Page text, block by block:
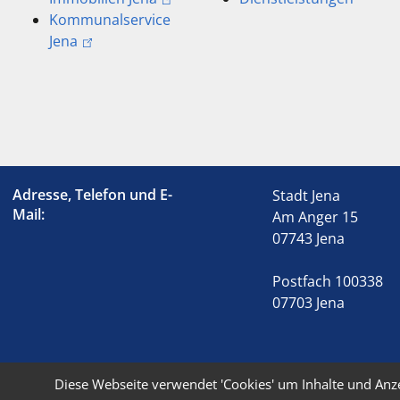
Kommunalservice
Jena
Adresse, Telefon und E-
Mail:
Stadt Jena
Am Anger 15
07743 Jena
Postfach 100338
07703 Jena
Diese Webseite verwendet 'Cookies' um Inhalte und